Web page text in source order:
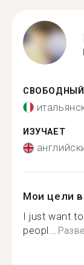
СВОБОДНЫЙ
ИЗУЧАЕТ
Мои цели в
I just want
peopl...